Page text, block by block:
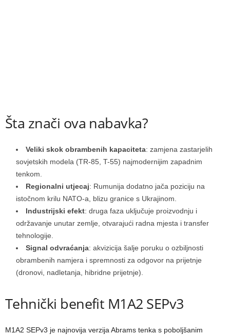
Šta znači ova nabavka?
Veliki skok obrambenih kapaciteta: zamjena zastarjelih
sovjetskih modela (TR-85, T-55) najmodernijim zapadnim
tenkom.
Regionalni utjecaj: Rumunija dodatno jača poziciju na
istočnom krilu NATO-a, blizu granice s Ukrajinom.
Industrijski efekt: druga faza uključuje proizvodnju i
održavanje unutar zemlje, otvarajući radna mjesta i transfer
tehnologije.
Signal odvraćanja: akvizicija šalje poruku o ozbiljnosti
obrambenih namjera i spremnosti za odgovor na prijetnje
(dronovi, nadletanja, hibridne prijetnje).
Tehnički benefit M1A2 SEPv3
M1A2 SEPv3 je najnovija verzija Abrams tenka s poboljšanim